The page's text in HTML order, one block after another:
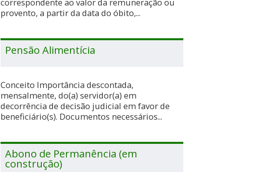
provento, a partir da data do óbito,...
Pensão Alimentícia
Conceito Importância descontada,
mensalmente, do(a) servidor(a) em
decorrência de decisão judicial em favor de
beneficiário(s). Documentos necessários...
Abono de Permanência (em
construção)